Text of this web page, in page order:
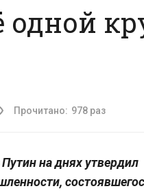
одной
Прочитано: 978 раз
на днях утвердил